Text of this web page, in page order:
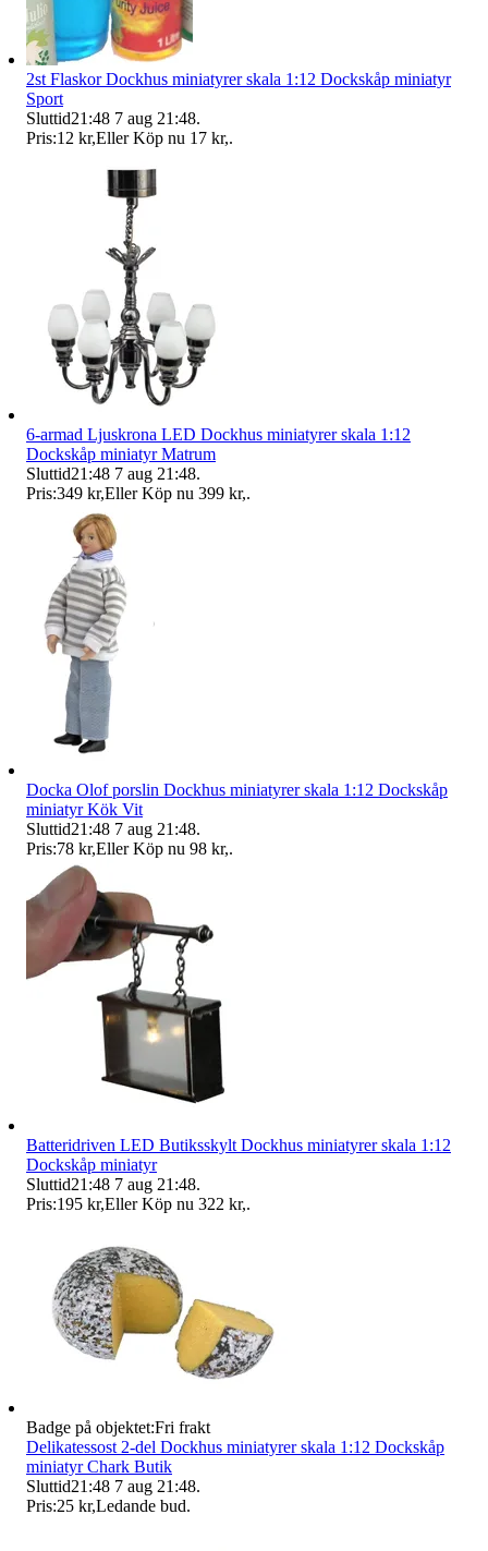
2st Flaskor Dockhus miniatyrer skala 1:12 Dockskåp miniatyr
Sport
Sluttid21:48 7 aug 21:48.
Pris:12 kr,Eller Köp nu 17 kr,.
6-armad Ljuskrona LED Dockhus miniatyrer skala 1:12
Dockskåp miniatyr Matrum
Sluttid21:48 7 aug 21:48.
Pris:349 kr,Eller Köp nu 399 kr,.
Docka Olof porslin Dockhus miniatyrer skala 1:12 Dockskåp
miniatyr Kök Vit
Sluttid21:48 7 aug 21:48.
Pris:78 kr,Eller Köp nu 98 kr,.
Batteridriven LED Butiksskylt Dockhus miniatyrer skala 1:12
Dockskåp miniatyr
Sluttid21:48 7 aug 21:48.
Pris:195 kr,Eller Köp nu 322 kr,.
Badge på objektet:Fri frakt
Delikatessost 2-del Dockhus miniatyrer skala 1:12 Dockskåp
miniatyr Chark Butik
Sluttid21:48 7 aug 21:48.
Pris:25 kr,Ledande bud.